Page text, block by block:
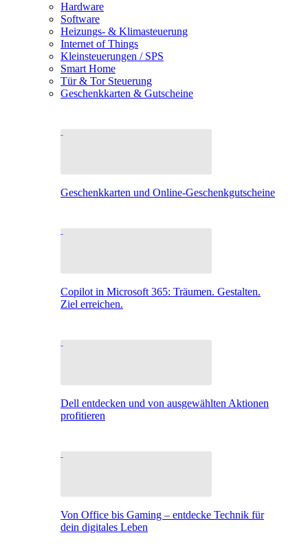
Hardware
Software
Heizungs- & Klimasteuerung
Internet of Things
Kleinsteuerungen / SPS
Smart Home
Tür & Tor Steuerung
Geschenkkarten & Gutscheine
Geschenkkarten und Online-Geschenkgutscheine
Copilot in Microsoft 365: Träumen. Gestalten.
Ziel erreichen.
Dell entdecken und von ausgewählten Aktionen
profitieren
Von Office bis Gaming – entdecke Technik für
dein digitales Leben